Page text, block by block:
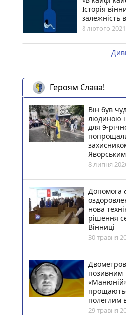
Історія
залежність
8 лютого
Героям Слава!
Він був
людиною і
для 9-
Яворським
8 липня
Допомога
нова
рішення
Вінниці
30 травня
позивним
полеглим
29 травня